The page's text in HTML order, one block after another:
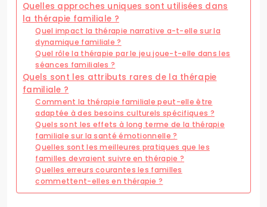
Quelles approches uniques sont utilisées dans
la thérapie familiale ?
Quel impact la thérapie narrative a-t-elle sur la
dynamique familiale ?
Quel rôle la thérapie par le jeu joue-t-elle dans les
séances familiales ?
Quels sont les attributs rares de la thérapie
familiale ?
Comment la thérapie familiale peut-elle être
adaptée à des besoins culturels spécifiques ?
Quels sont les effets à long terme de la thérapie
familiale sur la santé émotionnelle ?
Quelles sont les meilleures pratiques que les
familles devraient suivre en thérapie ?
Quelles erreurs courantes les familles
commettent-elles en thérapie ?